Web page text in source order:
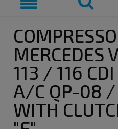
MERCEDES
113 / 116
A/C QP-08
WITH